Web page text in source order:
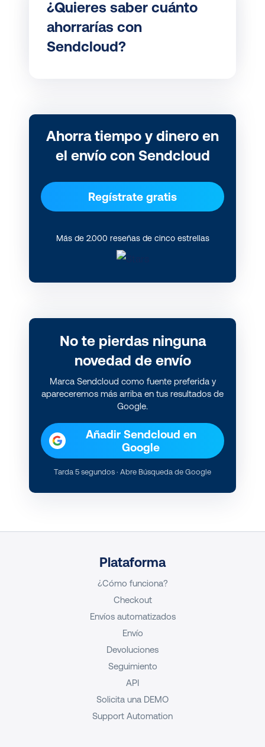
¿Quieres saber cuánto
ahorrarías con
Sendcloud?
Ahorra tiempo y dinero en
el envío con Sendcloud
Regístrate gratis
Más de 2.000 reseñas de cinco estrellas
No te pierdas ninguna
novedad de envío
Marca Sendcloud como fuente preferida y
apareceremos más arriba en tus resultados de
Google.
Añadir Sendcloud en
Google
Tarda 5 segundos · Abre Búsqueda de Google
Plataforma
¿Cómo funciona?
Checkout
Envíos automatizados
Envío
Devoluciones
Seguimiento
API
Solicita una DEMO
Support Automation